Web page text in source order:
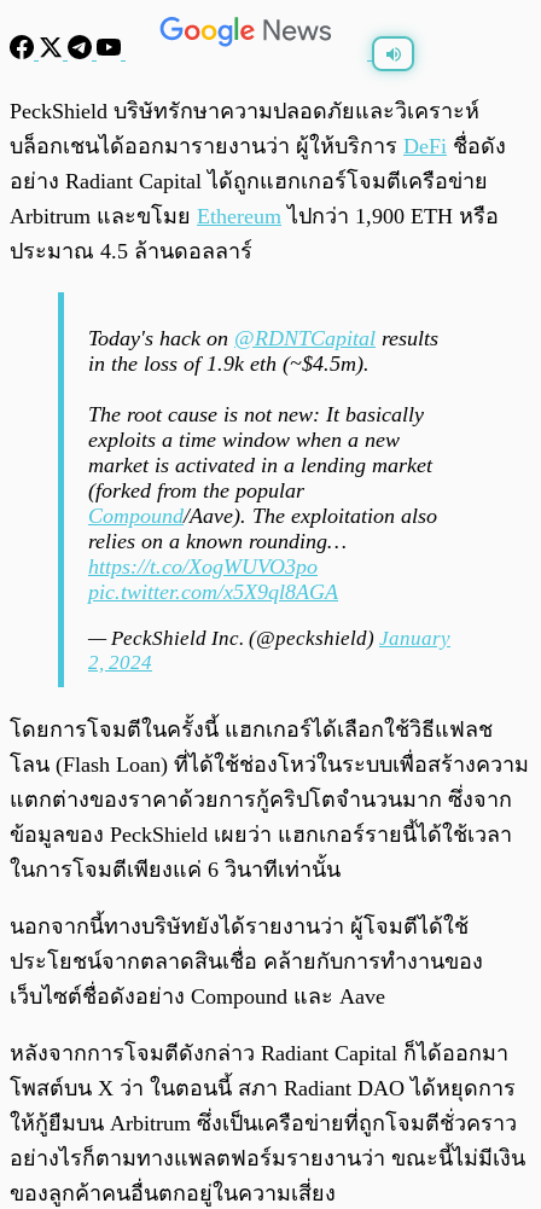
0:00
PeckShield บริษัทรักษาความปลอดภัยและวิเคราะห์
บล็อกเชนได้ออกมารายงานว่า ผู้ให้บริการ DeFi ชื่อดัง
อย่าง Radiant Capital ได้ถูกแฮกเกอร์โจมตีเครือข่าย
Arbitrum และขโมย Ethereum ไปกว่า 1,900 ETH หรือ
ประมาณ 4.5 ล้านดอลลาร์
Today's hack on @RDNTCapital results
in the loss of 1.9k eth (~$4.5m).
The root cause is not new: It basically
exploits a time window when a new
market is activated in a lending market
(forked from the popular
Compound/Aave). The exploitation also
relies on a known rounding…
https://t.co/XogWUVO3po
pic.twitter.com/x5X9ql8AGA
— PeckShield Inc. (@peckshield) January
2, 2024
โดยการโจมตีในครั้งนี้ แฮกเกอร์ได้เลือกใช้วิธีแฟลช
โลน (Flash Loan) ที่ได้ใช้ช่องโหว่ในระบบเพื่อสร้างความ
แตกต่างของราคาด้วยการกู้คริปโตจำนวนมาก ซึ่งจาก
ข้อมูลของ PeckShield เผยว่า แฮกเกอร์รายนี้ได้ใช้เวลา
ในการโจมตีเพียงแค่ 6 วินาทีเท่านั้น
นอกจากนี้ทางบริษัทยังได้รายงานว่า ผู้โจมตีได้ใช้
ประโยชน์จากตลาดสินเชื่อ คล้ายกับการทำงานของ
เว็บไซต์ชื่อดังอย่าง Compound และ Aave
หลังจากการโจมตีดังกล่าว Radiant Capital ก็ได้ออกมา
โพสต์บน X ว่า ในตอนนี้ สภา Radiant DAO ได้หยุดการ
ให้กู้ยืมบน Arbitrum ซึ่งเป็นเครือข่ายที่ถูกโจมตีชั่วคราว
อย่างไรก็ตามทางแพลตฟอร์มรายงานว่า ขณะนี้ไม่มีเงิน
ของลูกค้าคนอื่นตกอยู่ในความเสี่ยง